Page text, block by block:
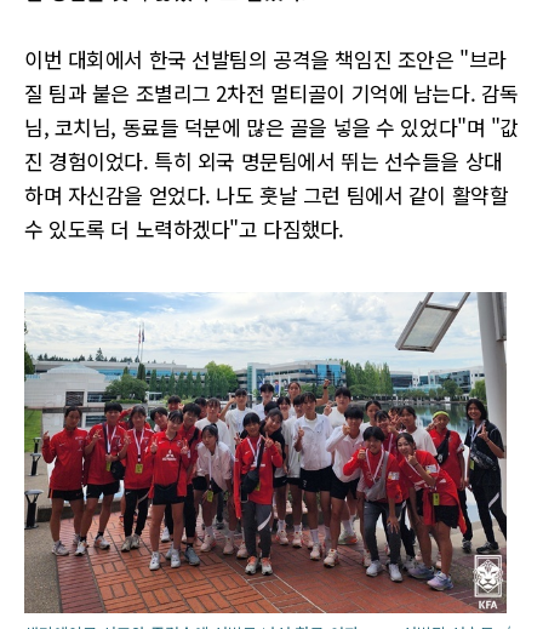
이번 대회에서 한국 선발팀의 공격을 책임진 조안은 "브라
질 팀과 붙은 조별리그 2차전 멀티골이 기억에 남는다. 감독
님, 코치님, 동료들 덕분에 많은 골을 넣을 수 있었다"며 "값
진 경험이었다. 특히 외국 명문팀에서 뛰는 선수들을 상대
하며 자신감을 얻었다. 나도 훗날 그런 팀에서 같이 활약할
수 있도록 더 노력하겠다"고 다짐했다.